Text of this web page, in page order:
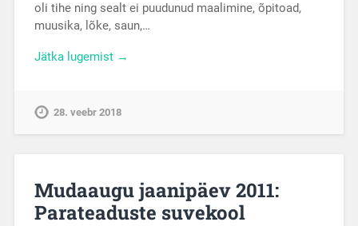
oli tihe ning sealt ei puudunud maalimine, õpitoad,
muusika, lõke, saun,…
Jätka lugemist →
28. veebr 2018
Mudaaugu jaanipäev 2011:
Parateaduste suvekool